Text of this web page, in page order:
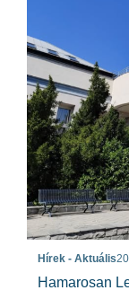
Hírek - Aktuális
Hamarosan